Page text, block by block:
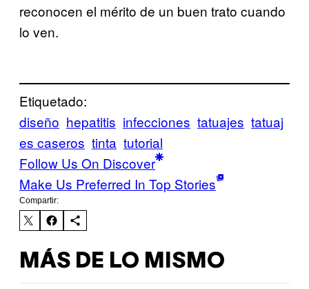
reconocen el mérito de un buen trato cuando
lo ven.
Etiquetado:
diseño hepatitis infecciones tatuajes tatuaj
es caseros tinta tutorial
Follow Us On Discover
Make Us Preferred In Top Stories
Compartir:
MÁS DE LO MISMO